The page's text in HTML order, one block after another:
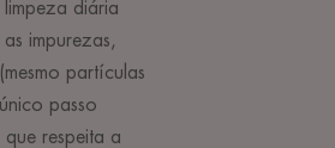
diária
impurezas,
partículas
passo
respeita a